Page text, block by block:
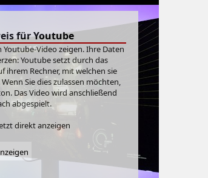
für Youtube
Video zeigen. Ihre Daten
Youtube setzt durch das
ihrem Rechner, mit welchen sie
Sie dies zulassen möchten,
Das Video wird anschließend
abgespielt.
direkt anzeigen